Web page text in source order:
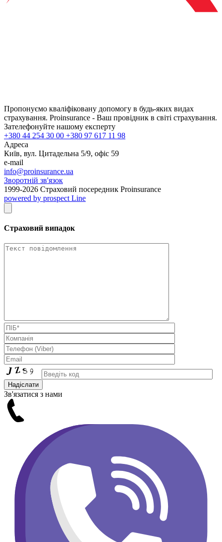
Пропонуємо кваліфіковану допомогу в будь-яких видах
страхування. Proinsurance - Ваш провідник в світі страхування.
Зателефонуйте нашому експерту
+380 44 254 30 00 +380 97 617 11 98
Адреса
Київ, вул. Цитадельна 5/9, офіс 59
e-mail
info@proinsurance.ua
Зворотній зв'язок
1999-2026 Страховий посередник Proinsurance
powered by prospect Line
Страховий випадок
Зв'язатися з нами